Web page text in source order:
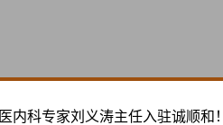
科专家刘义涛主任入驻诚顺和！